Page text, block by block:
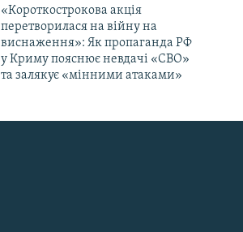
«Короткострокова акція
перетворилася на війну на
виснаження»: Як пропаганда РФ
у Криму пояснює невдачі «СВО»
та залякує «мінними атаками»